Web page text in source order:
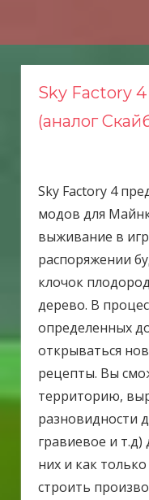
Sky Factory
(аналог
Sky Factory 4
модов для
выживание в
распоряжении
клочок
дерево. В
определенных
открываться
рецепты. Вы
территорию,
разновидности
гравиевое и т.д)
них и как
строить